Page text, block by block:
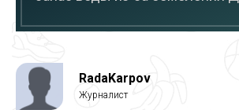
RadaKarpov